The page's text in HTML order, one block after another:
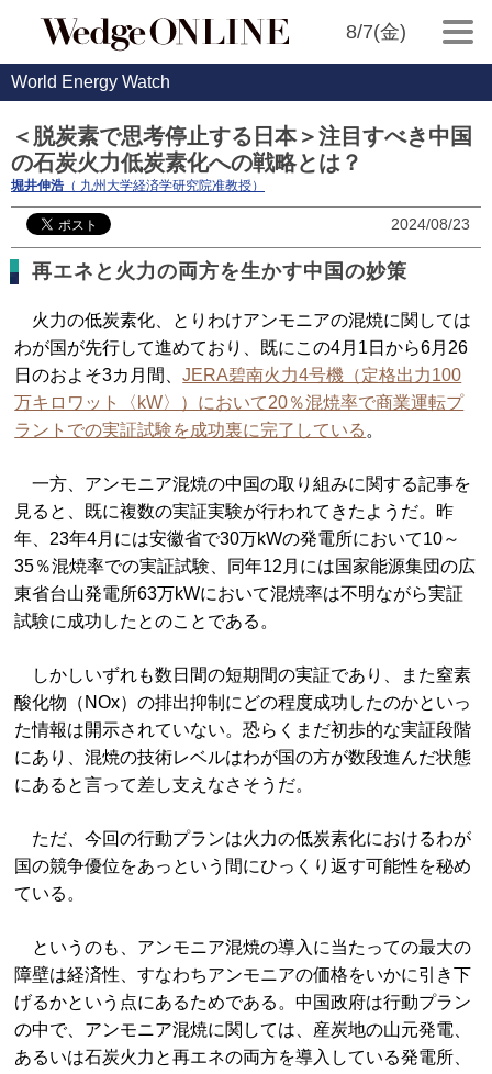
8/7(金)
World Energy Watch
＜脱炭素で思考停止する日本＞注目すべき中国
の石炭火力低炭素化への戦略とは？
堀井伸浩 （ 九州大学経済学研究院准教授）
2024/08/23
再エネと火力の両方を生かす中国の妙策
火力の低炭素化、とりわけアンモニアの混焼に関しては
わが国が先行して進めており、既にこの4月1日から6月26
日のおよそ3カ月間、JERA碧南火力4号機（定格出力100
万キロワット〈kW〉）において20％混焼率で商業運転プ
ラントでの実証試験を成功裏に完了している 。
一方、アンモニア混焼の中国の取り組みに関する記事を
見ると、既に複数の実証実験が行われてきたようだ。昨
年、23年4月には安徽省で30万kWの発電所において10～
35％混焼率での実証試験、同年12月には国家能源集団の広
東省台山発電所63万kWにおいて混焼率は不明ながら実証
試験に成功したとのことである。
しかしいずれも数日間の短期間の実証であり、また窒素
酸化物（NOx）の排出抑制にどの程度成功したのかといっ
た情報は開示されていない。恐らくまだ初歩的な実証段階
にあり、混焼の技術レベルはわが国の方が数段進んだ状態
にあると言って差し支えなさそうだ。
ただ、今回の行動プランは火力の低炭素化におけるわが
国の競争優位をあっという間にひっくり返す可能性を秘め
ている。
というのも、アンモニア混焼の導入に当たっての最大の
障壁は経済性、すなわちアンモニアの価格をいかに引き下
げるかという点にあるためである。中国政府は行動プラン
の中で、アンモニア混焼に関しては、産炭地の山元発電、
あるいは石炭火力と再エネの両方を導入している発電所、